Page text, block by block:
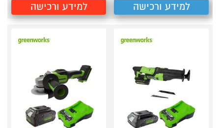
למידע ורכישה למידע ורכישה